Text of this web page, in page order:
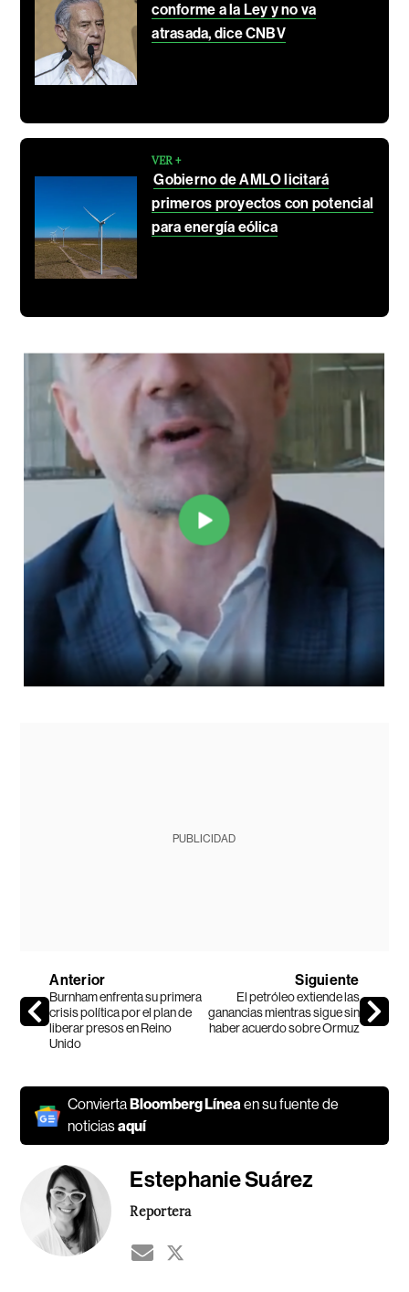
conforme a la Ley y no va
atrasada, dice CNBV
VER +
Gobierno de AMLO licitará
primeros proyectos con potencial
para energía eólica
PUBLICIDAD
Anterior
Burnham enfrenta su primera
crisis política por el plan de
liberar presos en Reino
Unido
Siguiente
El petróleo extiende las
ganancias mientras sigue sin
haber acuerdo sobre Ormuz
Convierta Bloomberg Líneaen su fuente de
noticiasaquí
Estephanie Suárez
Reportera